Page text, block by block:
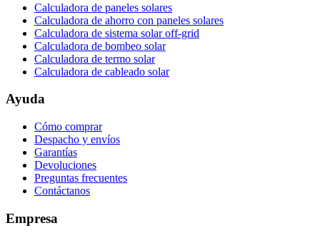
Calculadora de paneles solares
Calculadora de ahorro con paneles solares
Calculadora de sistema solar off-grid
Calculadora de bombeo solar
Calculadora de termo solar
Calculadora de cableado solar
Ayuda
Cómo comprar
Despacho y envíos
Garantías
Devoluciones
Preguntas frecuentes
Contáctanos
Empresa